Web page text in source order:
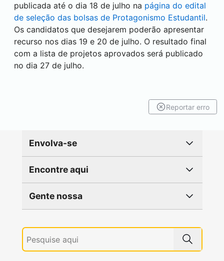
publicada até o dia 18 de julho na página do edital
de seleção das bolsas de Protagonismo Estudantil.
Os candidatos que desejarem poderão apresentar
recurso nos dias 19 e 20 de julho. O resultado final
com a lista de projetos aprovados será publicado
no dia 27 de julho.
Reportar erro
Envolva-se
Encontre aqui
Gente nossa